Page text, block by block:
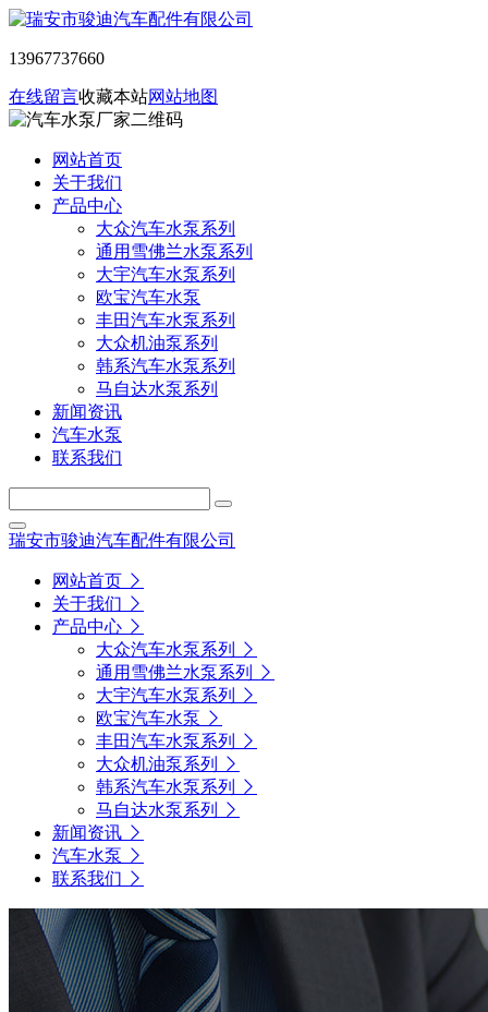
13967737660
在线留言收藏本站网站地图
网站首页
关于我们
产品中心
大众汽车水泵系列
通用雪佛兰水泵系列
大宇汽车水泵系列
欧宝汽车水泵
丰田汽车水泵系列
大众机油泵系列
韩系汽车水泵系列
马自达水泵系列
新闻资讯
汽车水泵
联系我们
瑞安市骏迪汽车配件有限公司
网站首页
关于我们
产品中心
大众汽车水泵系列
通用雪佛兰水泵系列
大宇汽车水泵系列
欧宝汽车水泵
丰田汽车水泵系列
大众机油泵系列
韩系汽车水泵系列
马自达水泵系列
新闻资讯
汽车水泵
联系我们